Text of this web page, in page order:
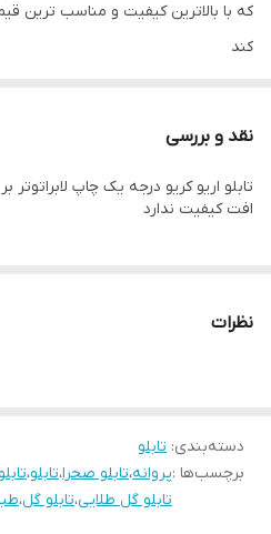
که با بالاترین کیفیت و مناسب ترین
کند
زمان رنگ ان تغییر نمیکند وجنس
قاب میباشد
رنگ قابها قابل تغییر است و
نقد و بررسی
تابلو اریو کریو درجه یک چاپ
افت کیفیت ندارد
نظرات
دسته‌بندی: تابلو
برچسب‌ها :پروانه،تابلو صحرا،تابلو،
تابلو گل طلایی،تابلو گل،